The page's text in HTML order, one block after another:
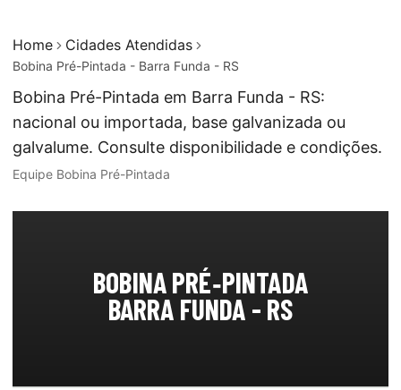
Home Cidades Atendidas
Bobina Pré-Pintada - Barra Funda - RS
Bobina Pré-Pintada em Barra Funda - RS:
nacional ou importada, base galvanizada ou
galvalume. Consulte disponibilidade e condições.
Equipe Bobina Pré-Pintada
BOBINA PRÉ‑PINTADA
BARRA FUNDA - RS